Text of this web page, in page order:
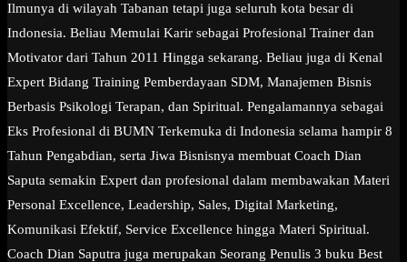
Ilmunya di wilayah Tabanan tetapi juga seluruh kota besar di
Indonesia. Beliau Memulai Karir sebagai Profesional Trainer dan
Motivator dari Tahun 2011 Hingga sekarang. Beliau juga di Kenal
Expert Bidang Training Pemberdayaan SDM, Manajemen Bisnis
Berbasis Psikologi Terapan, dan Spiritual. Pengalamannya sebagai
Eks Profesional di BUMN Terkemuka di Indonesia selama hampir 8
Tahun Pengabdian, serta Jiwa Bisnisnya membuat Coach Dian
Saputa semakin Expert dan profesional dalam membawakan Materi
Personal Excellence, Leadership, Sales, Digital Marketing,
Komunikasi Efektif, Service Excellence hingga Materi Spiritual.
Coach Dian Saputra juga merupakan Seorang Penulis 3 buku Best